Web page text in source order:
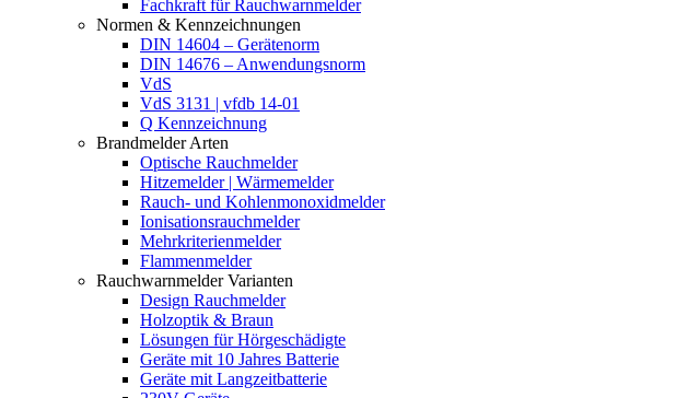
Fachkraft für Rauchwarnmelder
Normen & Kennzeichnungen
DIN 14604 – Gerätenorm
DIN 14676 – Anwendungsnorm
VdS
VdS 3131 | vfdb 14-01
Q Kennzeichnung
Brandmelder Arten
Optische Rauchmelder
Hitzemelder | Wärmemelder
Rauch- und Kohlenmonoxidmelder
Ionisationsrauchmelder
Mehrkriterienmelder
Flammenmelder
Rauchwarnmelder Varianten
Design Rauchmelder
Holzoptik & Braun
Lösungen für Hörgeschädigte
Geräte mit 10 Jahres Batterie
Geräte mit Langzeitbatterie